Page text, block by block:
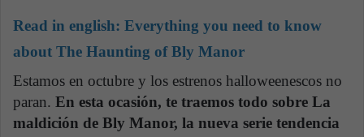
Read in english: Everything you need to know
about The Haunting of Bly Manor
Estamos en octubre y los estrenos halloweenescos no
paran. En esta ocasión, te traemos todo sobre La
maldición de Bly Manor, la nueva serie tendencia